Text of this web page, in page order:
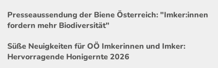
Presseaussendung der Biene Österreich: "Imker:innen
fordern mehr Biodiversität"
Süße Neuigkeiten für OÖ Imkerinnen und Imker:
Hervorragende Honigernte 2026